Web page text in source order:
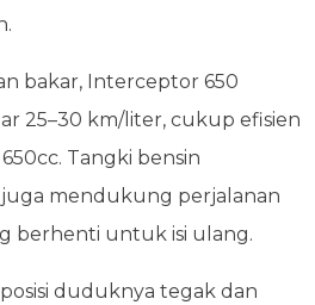
bakar, Interceptor 650
25–30 km/liter, cukup efisien
Tangki bensin
juga mendukung perjalanan
berhenti untuk isi ulang.
posisi duduknya tegak dan